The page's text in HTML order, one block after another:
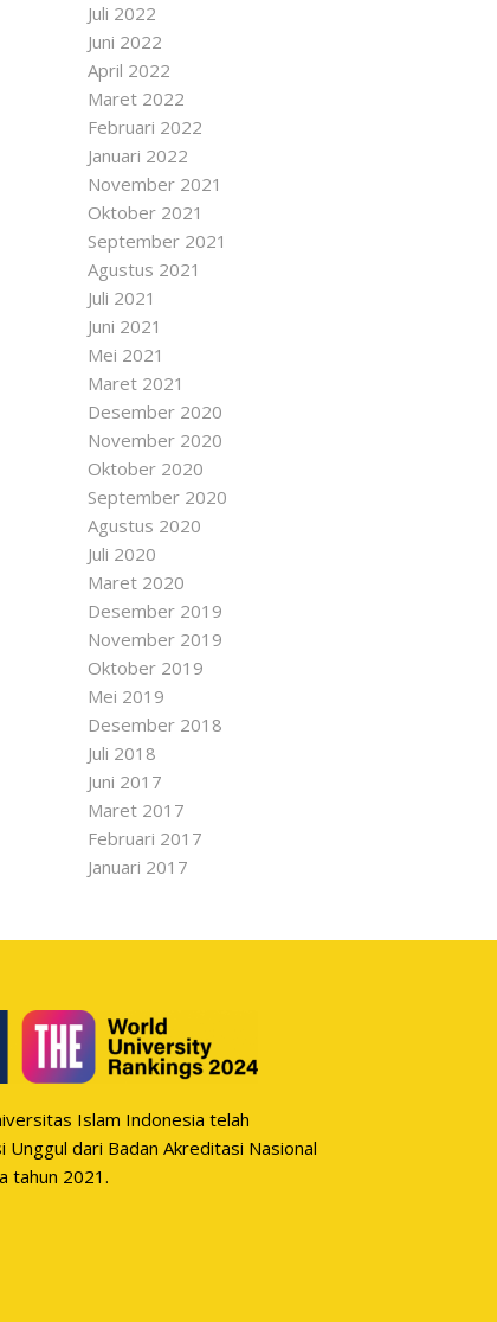
Juli 2022
Juni 2022
April 2022
Maret 2022
Februari 2022
Januari 2022
November 2021
Oktober 2021
September 2021
Agustus 2021
Juli 2021
Juni 2021
Mei 2021
Maret 2021
Desember 2020
November 2020
Oktober 2020
September 2020
Agustus 2020
Juli 2020
Maret 2020
Desember 2019
November 2019
Oktober 2019
Mei 2019
Desember 2018
Juli 2018
Juni 2017
Maret 2017
Februari 2017
Januari 2017
Islam Indonesia telah
dari Badan Akreditasi Nasional
tahun 2021.